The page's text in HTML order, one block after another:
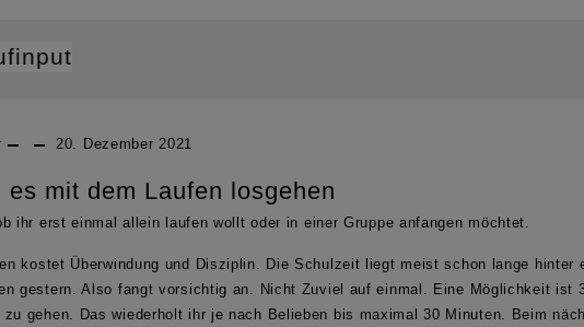
20. Dezember 2021
es mit dem Laufen losgehen
ihr erst einmal allein laufen wollt oder in einer Gruppe anfangen möchtet.
kostet Überwindung und Disziplin. Die Schulzeit liegt meist schon lange hinter
gestern. Also fangt vorsichtig an. Nicht Zuviel auf einmal. Eine Möglichkeit ist
zu gehen. Das wiederholt ihr je nach Belieben bis maximal 30 Minuten. Beim